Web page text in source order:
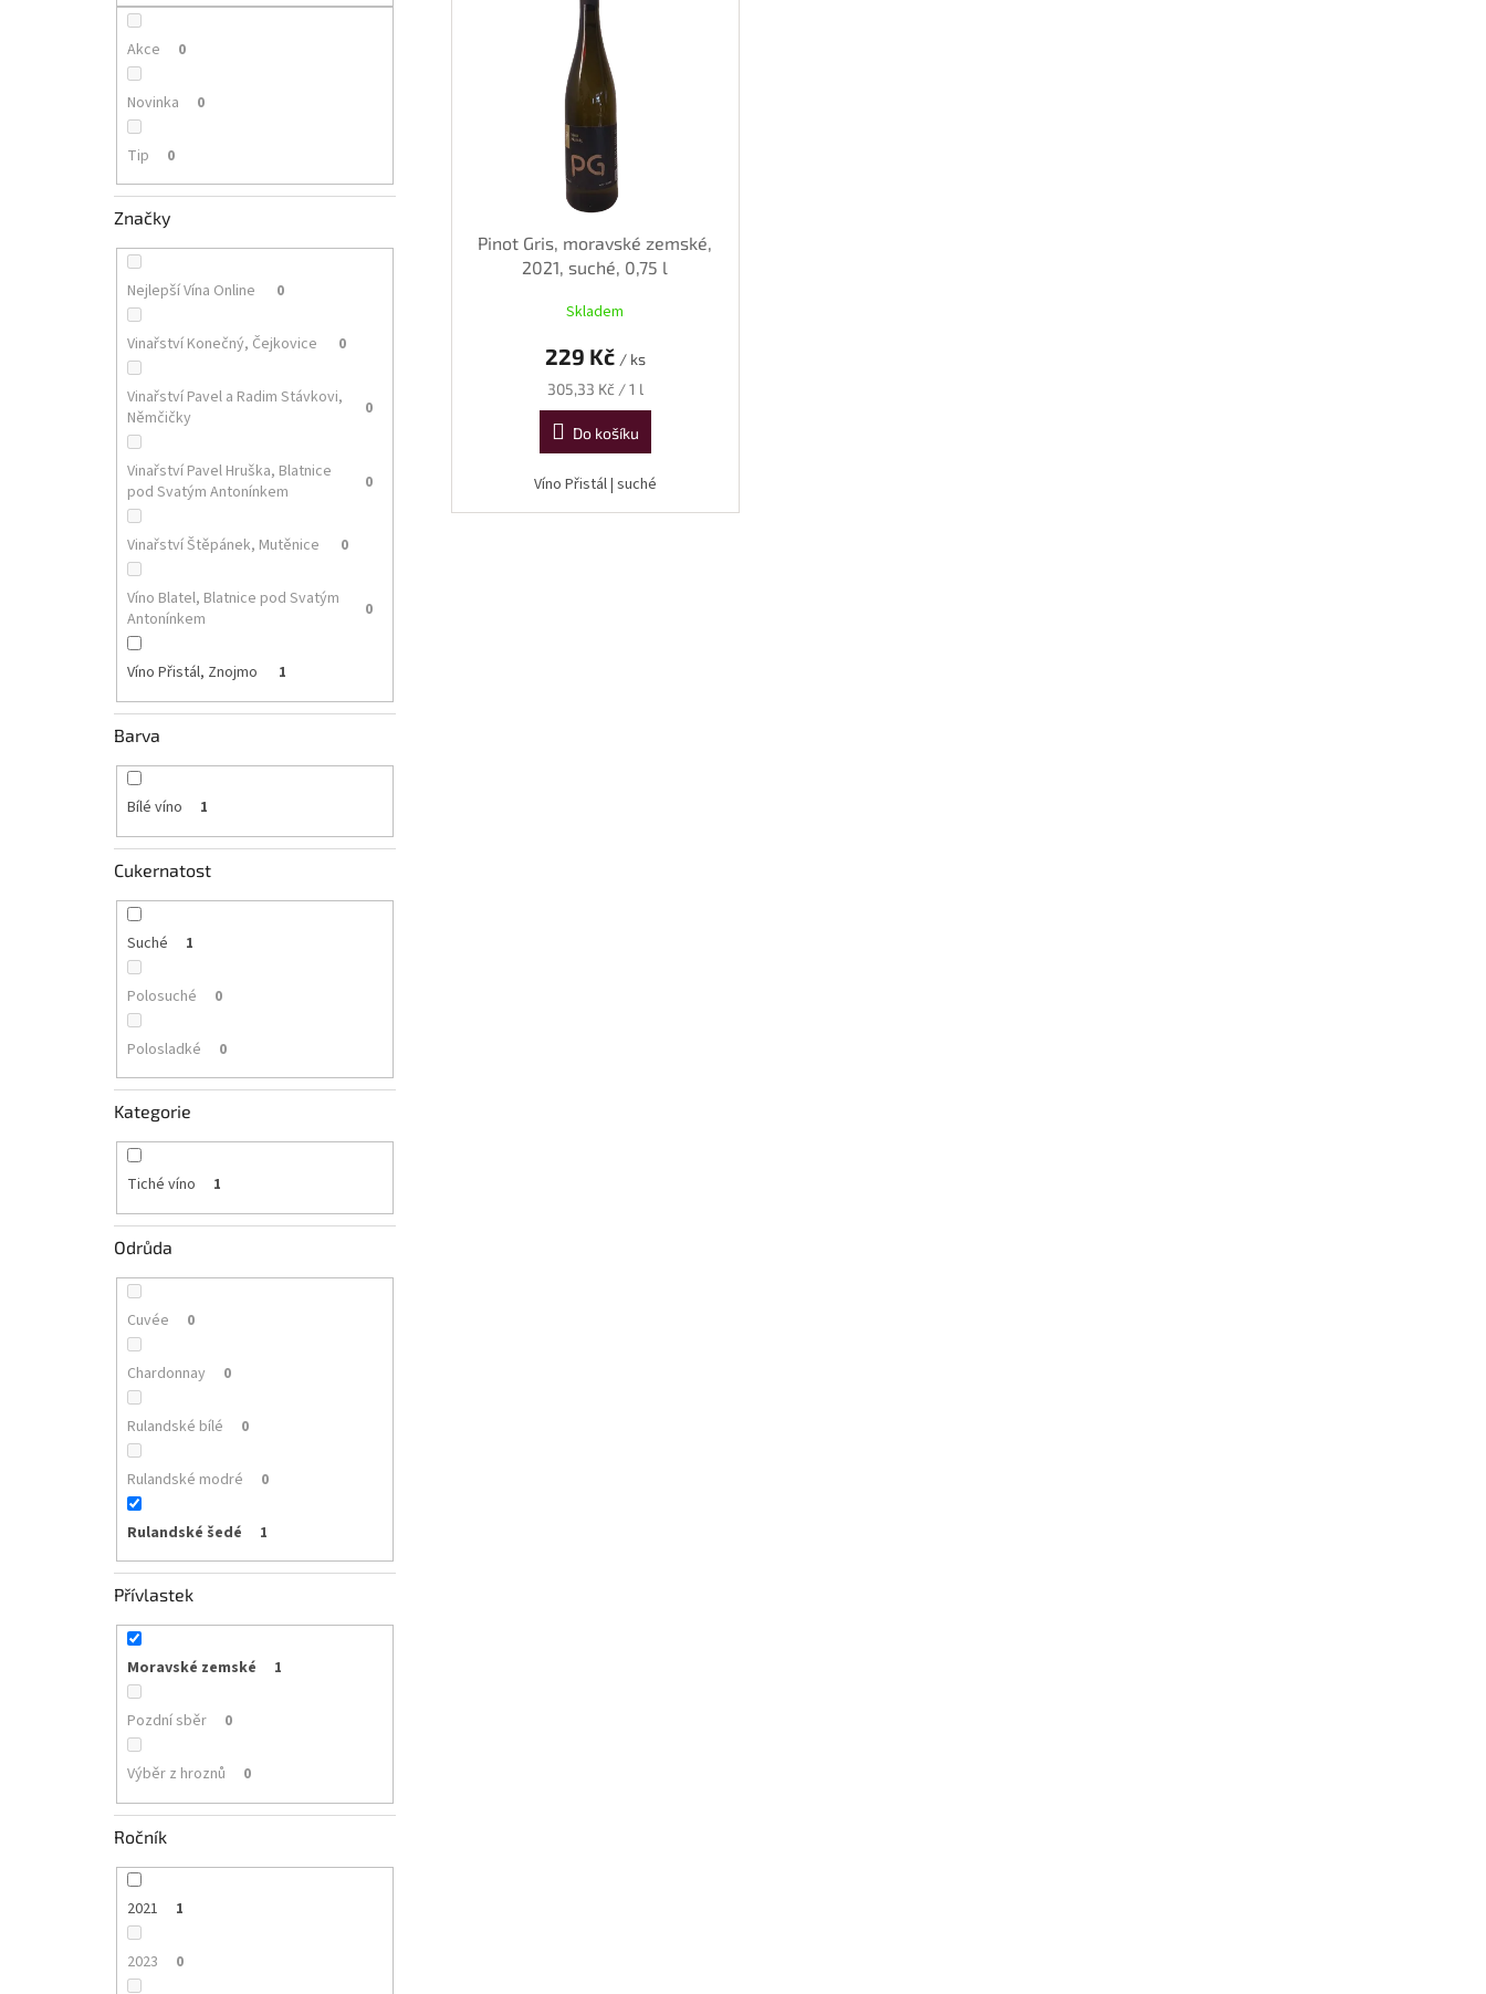
Akce 0
Novinka 0
Tip 0
Značky
Nejlepší Vína Online 0
Vinařství Konečný, Čejkovice 0
Vinařství Pavel a Radim Stávkovi,
Němčičky
0
Vinařství Pavel Hruška, Blatnice
pod Svatým Antonínkem
0
Vinařství Štěpánek, Mutěnice 0
Víno Blatel, Blatnice pod Svatým
Antonínkem
0
Víno Přistál, Znojmo 1
Barva
Bílé víno 1
Cukernatost
Suché 1
Polosuché 0
Polosladké 0
Kategorie
Tiché víno 1
Odrůda
Cuvée 0
Chardonnay 0
Rulandské bílé 0
Rulandské modré 0
Rulandské šedé 1
Přívlastek
Moravské zemské 1
Pozdní sběr 0
Výběr z hroznů 0
Ročník
2021 1
2023 0
Pinot Gris, moravské zemské,
2021, suché, 0,75 l
Skladem
229 Kč / ks
Měrná
cena:
305,33 Kč / 1 l
Do košíku
Víno Přistál | suché